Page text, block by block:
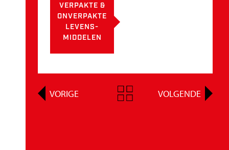
VERPAKTE &
ONVERPAKTE
LEVENS-
MIDDELEN
VORIGE VOLGENDE